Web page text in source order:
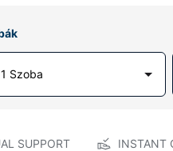
1 Szoba
SUPPORT INSTANT